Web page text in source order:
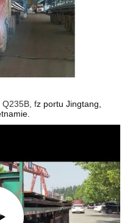
Q235B, fz portu Jingtang,